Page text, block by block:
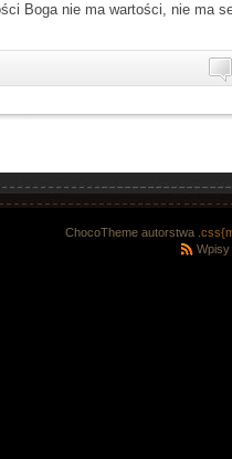
Boga nie ma wartości, nie ma
ChocoTheme autorstwa
Wpisy